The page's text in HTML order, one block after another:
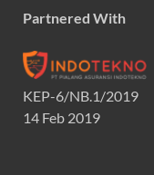
Partnered With
KEP-6/NB.1/2019
14 Feb 2019